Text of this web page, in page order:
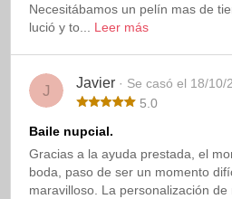
Necesitábamos un pelín mas de
lució y to... Leer más
J Javier · Se casó el 18/10/
5.0
Baile nupcial.
Gracias a la ayuda prestada, el
boda, paso de ser un momento
maravilloso. La personalización